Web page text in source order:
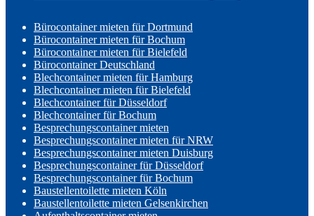
Bürocontainer mieten für Dortmund
Bürocontainer mieten für Bochum
Bürocontainer mieten für Bielefeld
Bürocontainer Deutschland
Blechcontainer mieten für Hamburg
Blechcontainer mieten für Bielefeld
Blechcontainer für Düsseldorf
Blechcontainer für Bochum
Besprechungscontainer mieten
Besprechungscontainer mieten für NRW
Besprechungscontainer mieten Duisburg
Besprechungscontainer für Düsseldorf
Besprechungscontainer für Bochum
Baustellentoilette mieten Köln
Baustellentoilette mieten Gelsenkirchen